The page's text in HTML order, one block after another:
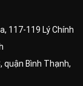
117-119 Lý Chính
quận Bình Thạnh,